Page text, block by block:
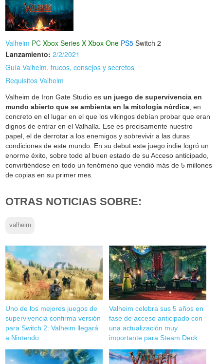
Valheim PC Xbox Series X Xbox One PS5 Switch 2
Lanzamiento: 2/2/2021
Guía Valheim, trucos, consejos y secretos
Requisitos Valheim
Valheim de Iron Gate Studio esun juego de supervivencia en
mundo abierto que se ambienta en la mitología nórdica, en
concreto en el lugar en el que los vikingos debían probar que eran
dignos de entrar en el Valhalla. Ese es precisamente nuestro
papel, el de derrotar a los enemigos y sobrevivir a las duras
condiciones de este mundo. En su debut este juego indie logró un
enorme éxito, sobre todo al buen estado de su Acceso anticipado,
convirtiéndose en todo un fenómeno que vendió más de 5 millones
de copias en su primer mes.
OTRAS NOTICIAS SOBRE:
valheim
Uno de los mejores juegos de
supervivencia confirma versión
para Switch 2: Valheim llegará
a Nintendo
Valheim celebra sus 5 años en
fase de acceso anticipado con
una actualización muy
importante para Steam Deck